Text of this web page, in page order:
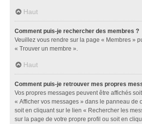
Haut
Comment puis-je rechercher des membres ?
Veuillez vous rendre sur la page « Membres »
« Trouver un membre ».
Haut
Comment puis-je retrouver mes propres
Vos propres messages peuvent être affichés
« Afficher vos messages » dans le panneau de
soit en cliquant sur le lien « Rechercher les
sur la page de votre propre profil ou soit en